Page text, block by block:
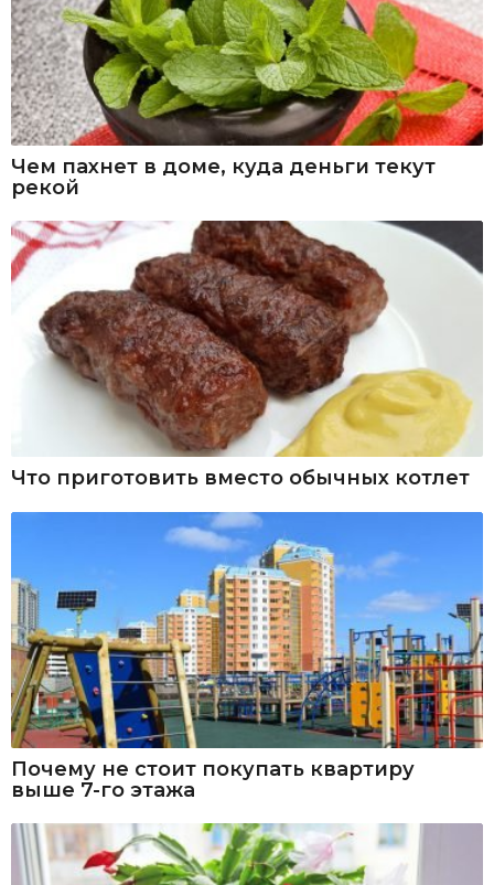
Чем пахнет в доме, куда деньги текут
рекой
Что приготовить вместо обычных котлет
Почему не стоит покупать квартиру
выше 7-го этажа